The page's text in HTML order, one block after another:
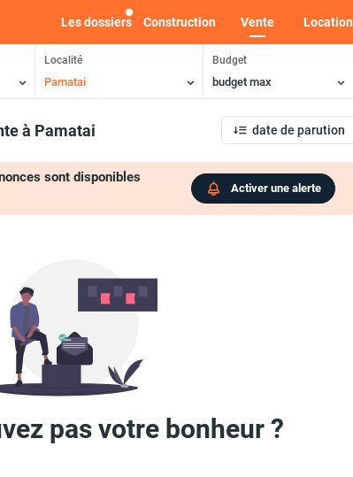
Les dossiers Construction Vente Location
Localité
Pamatai
Budget
budget max
à Pamatai date de parution
sont disponibles
Activer une alerte
pas votre bonheur ?